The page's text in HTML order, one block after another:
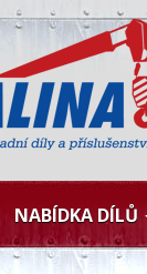
NABÍDKA DÍLŮ